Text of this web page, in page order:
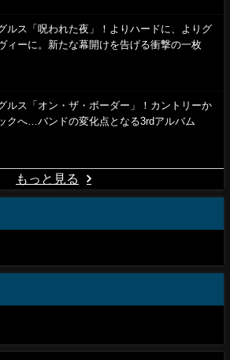
ルス「呪われた夜」！よりハードに、よりグ
ィーに。新たな幕開けを告げる衝撃の一枚
ルス「オン・ザ・ボーダー」！カントリーか
クへ…バンドの変化点となる3rdアルバム
もっと見る